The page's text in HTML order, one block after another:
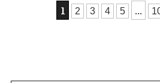
1 2 3 4 5 ...